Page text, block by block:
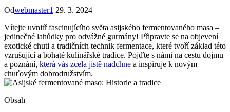
Odwebmaster1 29. 3. 2024
Vítejte uvnitř fascinujícího světa asijského fermentovaného masa –
jedinečné lahůdky pro odvážné gurmány! Připravte se na objevení
exotické chuti a tradičních technik fermentace, které tvoří základ této
vzrušující a bohaté kulinářské tradice. Pojďte s námi na cestu dojmu
a poznání, která vás zcela jistě nadchne a inspiruje k novým
chuťovým dobrodružstvím.
Obsah